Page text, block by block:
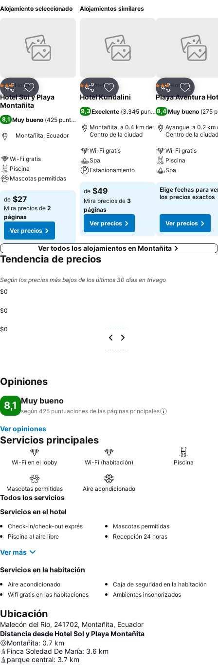
Alojamiento seleccionado
CompartirAgregar a favoritos
3 Estrellas
Hotel
Hotel Sol y Playa
Montañita
8,1 Muy bueno (425 puntuaciones
Montañita, Ecuador
Wi-Fi gratis
Piscina
Mascotas permitidas
de $27
Mira precios de 2
páginas
Ver precios
Alojamientos similares
CompartirAgregar a favoritos
2 Estrellas
Hotel
Hotel Kundalini
9,3Excelente (3.345 puntuaciones)
Montañita, a 0.4 km de:
Centro de la ciudad
Wi-Fi gratis
Spa
Estacionamiento
de $49
Mira precios de 3
páginas
Ver precios
CompartirAgregar
3 Estrellas
Hotel
Playa Aventura
8,4 Muy bueno (275
Ayangue, a 0.2 km
Centro de la ciudad
Wi-Fi gratis
Piscina
Spa
Elige fechas para
los precios exactos
Ver precios
Ver todos los alojamientos en Montañita
Tendencia de precios
Según los precios más bajos de los últimos 30 días en trivago
$0
$0
$0
Opiniones
8,1 Muy bueno
según 425 puntuaciones de las páginas principales
Ver opiniones
Servicios principales
Wi-Fi en el lobby Wi-Fi (habitación) Piscina
Mascotas permitidas Aire acondicionado
Todos los servicios
Servicios en el hotel
Check-in/check-out exprés
Mascotas permitidas
Piscina al aire libre
Recepción 24 horas
Ver más
Servicios en la habitación
Aire acondicionado
Caja de seguridad en la habitación
Wifi gratis en las habitaciones
Ambientes insonorizados
Ubicación
Malecón del Rio, 241702, Montañita, Ecuador
Distancia desde Hotel Sol y Playa Montañita
Montañita: 0.7 km
Finca Soledad De María: 3.6 km
parque central: 3.7 km